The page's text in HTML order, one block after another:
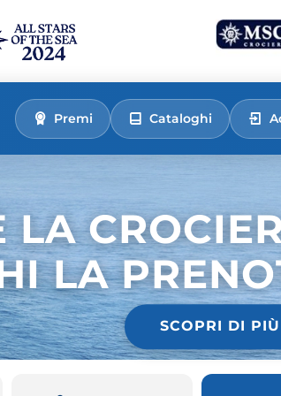
Premi Cataloghi
LA
LA
SCOPRI DI PIÙ